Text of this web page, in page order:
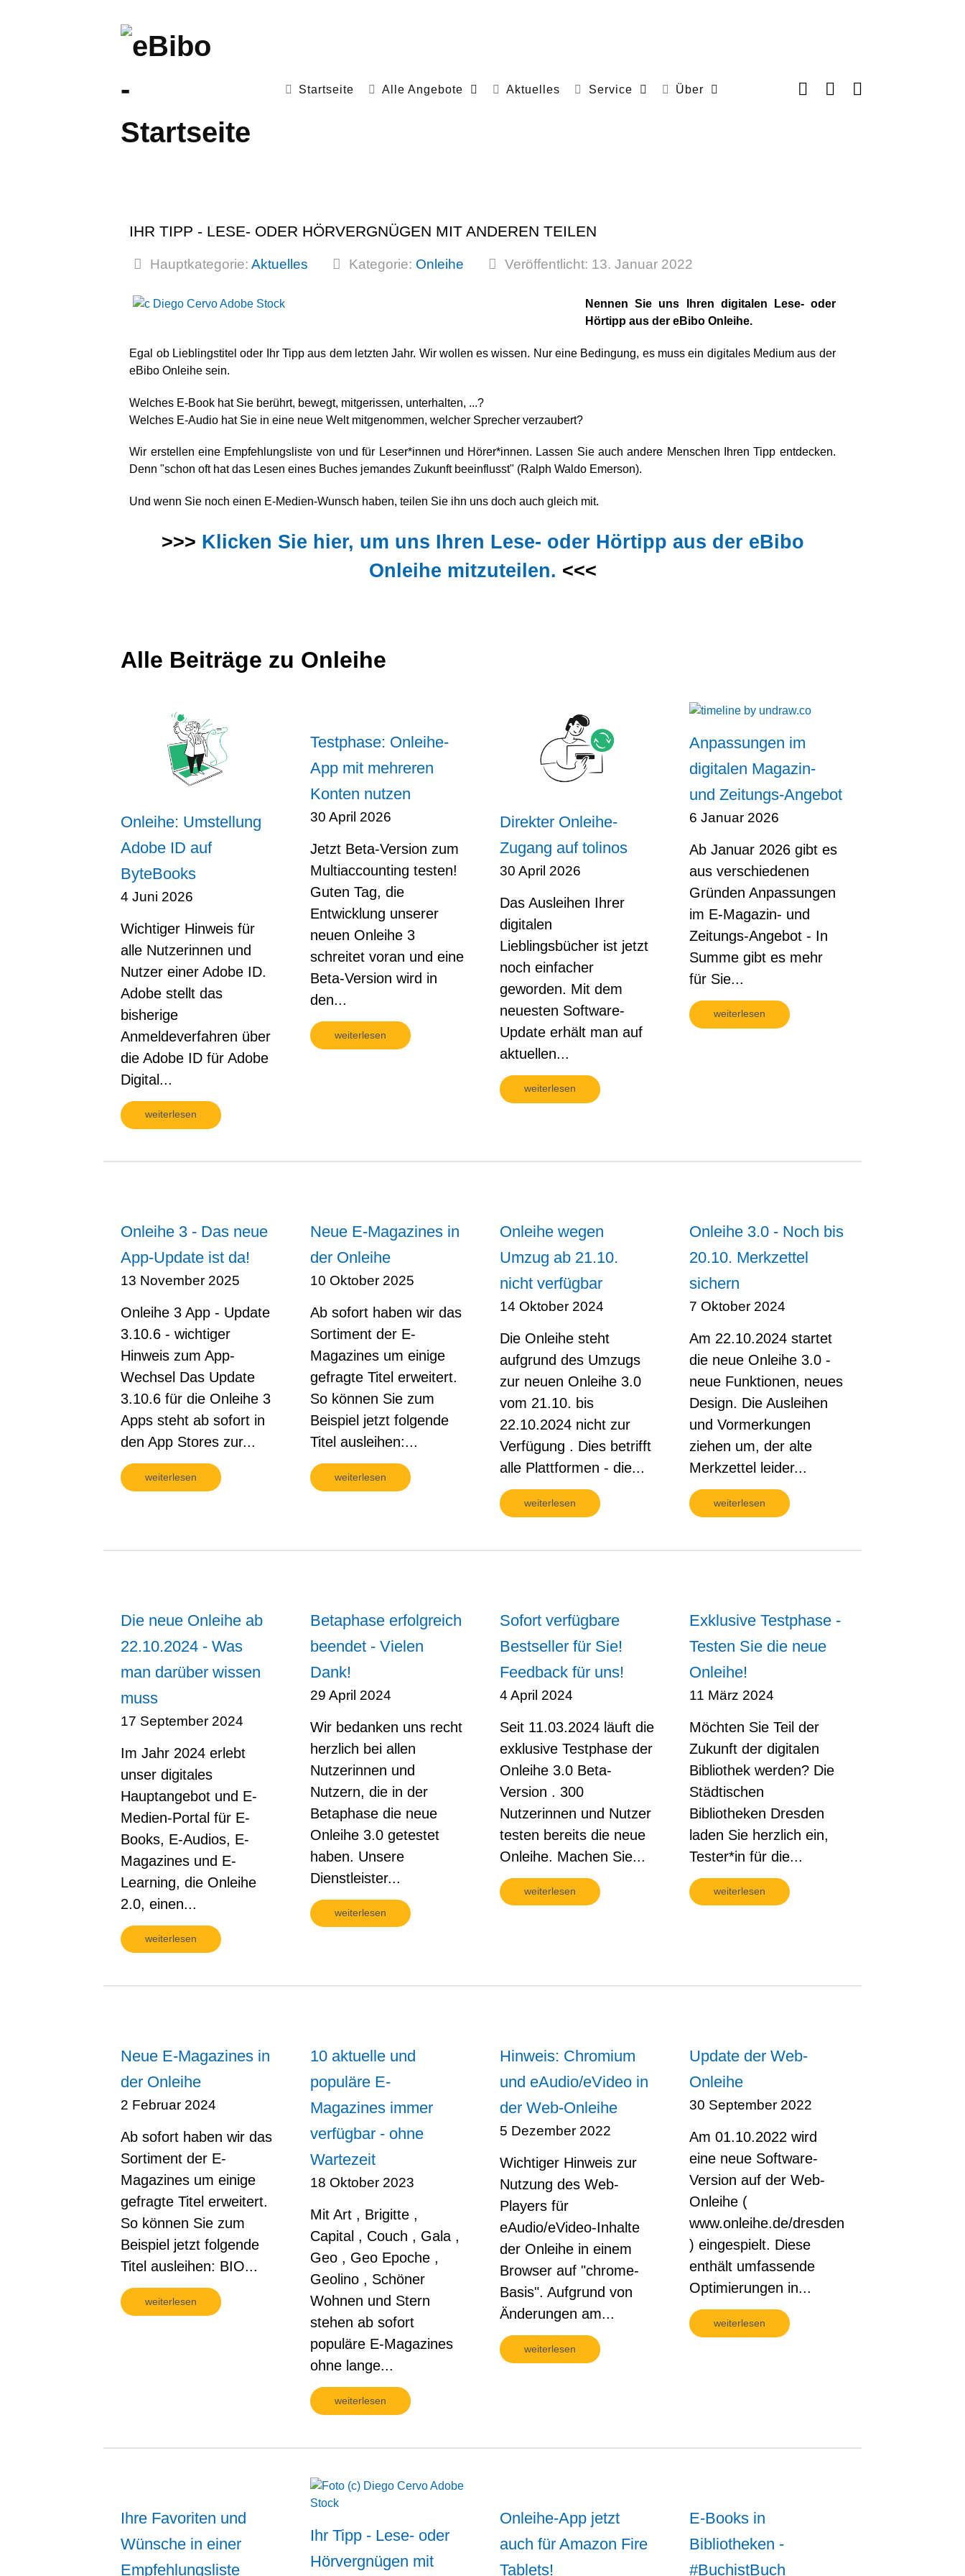
Startseite Alle Angebote Aktuelles Service Über
IHR TIPP - LESE- ODER HÖRVERGNÜGEN MIT ANDEREN TEILEN
Hauptkategorie:Aktuelles Kategorie: Onleihe Veröffentlicht: 13. Januar 2022
Nennen Sie uns Ihren digitalen Lese- oder
Hörtipp aus der eBibo Onleihe.
Egal ob Lieblingstitel oder Ihr Tipp aus dem letzten Jahr. Wir wollen es wissen. Nur eine Bedingung, es muss ein digitales Medium aus der
eBibo Onleihe sein.
Welches E-Book hat Sie berührt, bewegt, mitgerissen, unterhalten, ...?
Welches E-Audio hat Sie in eine neue Welt mitgenommen, welcher Sprecher verzaubert?
Wir erstellen eine Empfehlungsliste von und für Leser*innen und Hörer*innen. Lassen Sie auch andere Menschen Ihren Tipp entdecken.
Denn "schon oft hat das Lesen eines Buches jemandes Zukunft beeinflusst" (Ralph Waldo Emerson).
Und wenn Sie noch einen E-Medien-Wunsch haben, teilen Sie ihn uns doch auch gleich mit.
>>> Klicken Sie hier, um uns Ihren Lese- oder Hörtipp aus der eBibo
Onleihe mitzuteilen. <<<
Alle Beiträge zu Onleihe
Onleihe: Umstellung
Adobe ID auf
ByteBooks
4 Juni 2026
Wichtiger Hinweis für
alle Nutzerinnen und
Nutzer einer Adobe ID.
Adobe stellt das
bisherige
Anmeldeverfahren über
die Adobe ID für Adobe
Digital...
weiterlesen
Testphase: Onleihe-
App mit mehreren
Konten nutzen
30 April 2026
Jetzt Beta-Version zum
Multiaccounting testen!
Guten Tag, die
Entwicklung unserer
neuen Onleihe 3
schreitet voran und eine
Beta-Version wird in
den...
weiterlesen
Direkter Onleihe-
Zugang auf tolinos
30 April 2026
Das Ausleihen Ihrer
digitalen
Lieblingsbücher ist jetzt
noch einfacher
geworden. Mit dem
neuesten Software-
Update erhält man auf
aktuellen...
weiterlesen
Anpassungen im
digitalen Magazin-
und Zeitungs-Angebot
6 Januar 2026
Ab Januar 2026 gibt es
aus verschiedenen
Gründen Anpassungen
im E-Magazin- und
Zeitungs-Angebot - In
Summe gibt es mehr
für Sie...
weiterlesen
Onleihe 3 - Das neue
App-Update ist da!
13 November 2025
Onleihe 3 App - Update
3.10.6 - wichtiger
Hinweis zum App-
Wechsel Das Update
3.10.6 für die Onleihe 3
Apps steht ab sofort in
den App Stores zur...
weiterlesen
Neue E-Magazines in
der Onleihe
10 Oktober 2025
Ab sofort haben wir das
Sortiment der E-
Magazines um einige
gefragte Titel erweitert.
So können Sie zum
Beispiel jetzt folgende
Titel ausleihen:...
weiterlesen
Onleihe wegen
Umzug ab 21.10.
nicht verfügbar
14 Oktober 2024
Die Onleihe steht
aufgrund des Umzugs
zur neuen Onleihe 3.0
vom 21.10. bis
22.10.2024 nicht zur
Verfügung . Dies betrifft
alle Plattformen - die...
weiterlesen
Onleihe 3.0 - Noch bis
20.10. Merkzettel
sichern
7 Oktober 2024
Am 22.10.2024 startet
die neue Onleihe 3.0 -
neue Funktionen, neues
Design. Die Ausleihen
und Vormerkungen
ziehen um, der alte
Merkzettel leider...
weiterlesen
Die neue Onleihe ab
22.10.2024 - Was
man darüber wissen
muss
17 September 2024
Im Jahr 2024 erlebt
unser digitales
Hauptangebot und E-
Medien-Portal für E-
Books, E-Audios, E-
Magazines und E-
Learning, die Onleihe
2.0, einen...
weiterlesen
Betaphase erfolgreich
beendet - Vielen
Dank!
29 April 2024
Wir bedanken uns recht
herzlich bei allen
Nutzerinnen und
Nutzern, die in der
Betaphase die neue
Onleihe 3.0 getestet
haben. Unsere
Dienstleister...
weiterlesen
Sofort verfügbare
Bestseller für Sie!
Feedback für uns!
4 April 2024
Seit 11.03.2024 läuft die
exklusive Testphase der
Onleihe 3.0 Beta-
Version . 300
Nutzerinnen und Nutzer
testen bereits die neue
Onleihe. Machen Sie...
weiterlesen
Exklusive Testphase -
Testen Sie die neue
Onleihe!
11 März 2024
Möchten Sie Teil der
Zukunft der digitalen
Bibliothek werden? Die
Städtischen
Bibliotheken Dresden
laden Sie herzlich ein,
Tester*in für die...
weiterlesen
Neue E-Magazines in
der Onleihe
2 Februar 2024
Ab sofort haben wir das
Sortiment der E-
Magazines um einige
gefragte Titel erweitert.
So können Sie zum
Beispiel jetzt folgende
Titel ausleihen: BIO...
weiterlesen
10 aktuelle und
populäre E-
Magazines immer
verfügbar - ohne
Wartezeit
18 Oktober 2023
Mit Art , Brigitte ,
Capital , Couch , Gala ,
Geo , Geo Epoche ,
Geolino , Schöner
Wohnen und Stern
stehen ab sofort
populäre E-Magazines
ohne lange...
weiterlesen
Hinweis: Chromium
und eAudio/eVideo in
der Web-Onleihe
5 Dezember 2022
Wichtiger Hinweis zur
Nutzung des Web-
Players für
eAudio/eVideo-Inhalte
der Onleihe in einem
Browser auf "chrome-
Basis". Aufgrund von
Änderungen am...
weiterlesen
Update der Web-
Onleihe
30 September 2022
Am 01.10.2022 wird
eine neue Software-
Version auf der Web-
Onleihe (
www.onleihe.de/dresden
) eingespielt. Diese
enthält umfassende
Optimierungen in...
weiterlesen
Ihre Favoriten und
Wünsche in einer
Empfehlungsliste
Ihr Tipp - Lese- oder
Hörvergnügen mit
Onleihe-App jetzt
auch für Amazon Fire
Tablets!
E-Books in
Bibliotheken -
#BuchistBuch